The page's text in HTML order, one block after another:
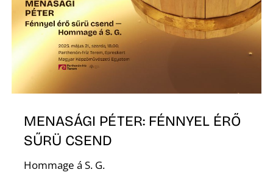
MENASÁGI PÉTER: FÉNNYEL ÉRŐ
SŰRÜ CSEND
Hommage á S. G.